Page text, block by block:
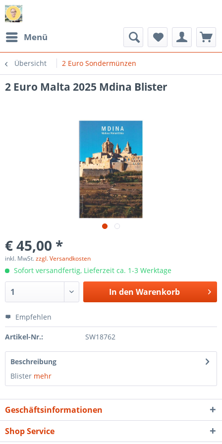
Menü
Übersicht 2 Euro Sondermünzen
2 Euro Malta 2025 Mdina Blister
€ 45,00 *
inkl. MwSt.zzgl. Versandkosten
Sofort versandfertig, Lieferzeit ca. 1-3 Werktage
In den Warenkorb
Empfehlen
Artikel-Nr.: SW18762
Beschreibung
Blister mehr
Geschäftsinformationen
Shop Service